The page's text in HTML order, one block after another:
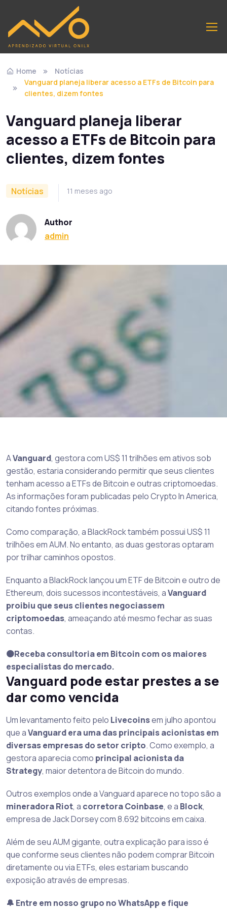
Home
Notícias
Vanguard planeja liberar acesso a ETFs de Bitcoin para
clientes, dizem fontes
Vanguard planeja liberar
acesso a ETFs de Bitcoin para
clientes, dizem fontes
Notícias 11 meses ago
Author
admin
AVanguard, gestora com US$ 11 trilhões em ativos sob
gestão, estaria considerando permitir que seus clientes
tenham acesso a ETFs de Bitcoin e outras criptomoedas.
As informações foram publicadas pelo Crypto In America,
citando fontes próximas.
Como comparação, a BlackRock também possui US$ 11
trilhões em AUM. No entanto, as duas gestoras optaram
por trilhar caminhos opostos.
Enquanto a BlackRock lançou um ETF de Bitcoin e outro de
Ethereum, dois sucessos incontestáveis, aVanguard
proibiu que seus clientes negociassem
criptomoedas, ameaçando até mesmo fechar as suas
contas.
🟠Receba consultoria em Bitcoin com os maiores
especialistas do mercado.
Vanguard pode estar prestes a se
dar como vencida
Um levantamento feito pelo Livecoinsem julho apontou
que aVanguard era uma das principais acionistas em
diversas empresas do setor cripto. Como exemplo, a
gestora aparecia como principal acionista da
Strategy, maior detentora de Bitcoin do mundo.
Outros exemplos onde a Vanguard aparece no topo são a
mineradora Riot, a corretora Coinbase, e a Block,
empresa de Jack Dorsey com 8.692 bitcoins em caixa.
Além de seu AUM gigante, outra explicação para isso é
que conforme seus clientes não podem comprar Bitcoin
diretamente ou via ETFs, eles estariam buscando
exposição através de empresas.
🔔 Entre em nosso grupo no WhatsApp e fique